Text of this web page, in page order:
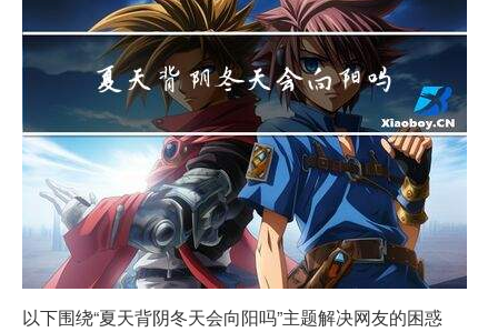
以下围绕“夏天背阴冬天会向阳吗”主题解决网友的困惑